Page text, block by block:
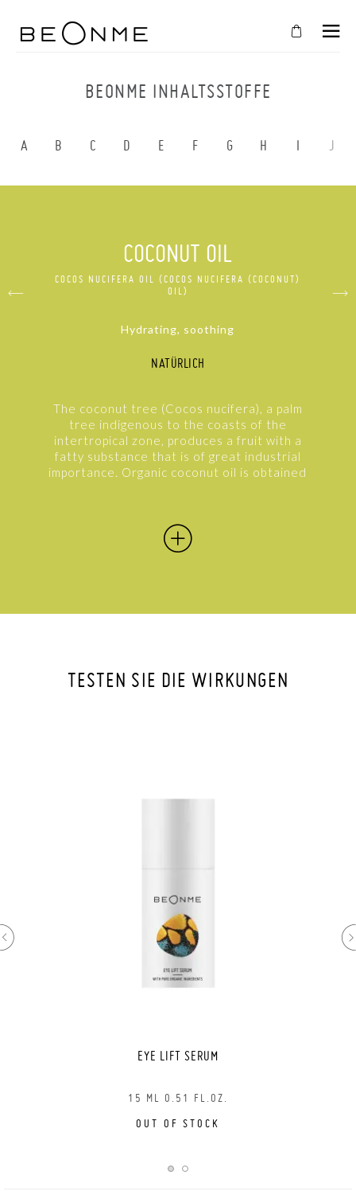
BEONME INHALTSSTOFFE
A B C D E F G H I J
COCONUT OIL
COCOS NUCIFERA OIL (COCOS NUCIFERA (COCONUT)
OIL)
Hydrating, soothing
NATÜRLICH
The coconut tree (Cocos nucifera), a palm
tree indigenous to the coasts of the
intertropical zone, produces a fruit with a
fatty substance that is of great industrial
importance. Organic coconut oil is obtained
TESTEN SIE DIE WIRKUNGEN
EYE LIFT SERUM
15 ML 0.51 FL.OZ.
OUT OF STOCK
ist